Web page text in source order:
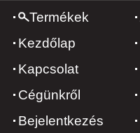
Termékek
Kezdőlap
Kapcsolat
Cégünkről
Bejelentkezés